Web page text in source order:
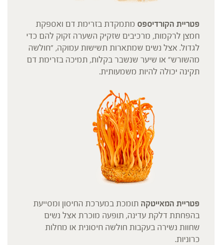
פטריית הקורדיספס מתמקדת בזרימת דם ואספקת
חמצן לרקמות, מרכיבים שזקיק השערה זקוק להם כדי
לגדול. אצל נשים שמתארות תשישות עמוקה, "חולשה
מהשורש" או שיער שנשבר בקלות, תמיכה בזרימת דם
תקינה יכולה להיות משמעותית.
פטריית המאייטקה תומכת במערכת החיסון ומסייעת
בהפחתת דלקת עדינה, תופעה מוכרת אצל נשים
שחוות נשירה בעקבות חולשה חיסונית או מחלות
כרוניות.